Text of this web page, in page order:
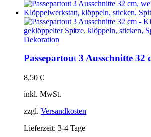
Passepartout 3 Ausschnitte 32
8,50 €
inkl. MwSt.
zzgl. Versandkosten
Lieferzeit: 3-4 Tage